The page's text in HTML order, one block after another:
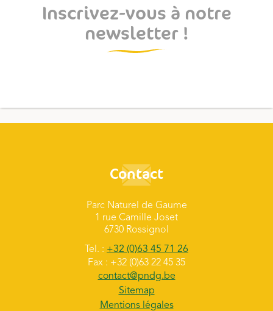
Inscrivez-vous à notre
newsletter !
Contact
Parc Naturel de Gaume
1 rue Camille Joset
6730 Rossignol
Tel. : +32 (0)63 45 71 26
Fax : +32 (0)63 22 45 35
contact@pndg.be
Sitemap
Mentions légales